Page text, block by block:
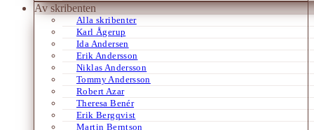
Av skribenten
Alla skribenter
Karl Ågerup
Ida Andersen
Erik Andersson
Niklas Andersson
Tommy Andersson
Robert Azar
Theresa Benér
Erik Bergqvist
Martin Berntson